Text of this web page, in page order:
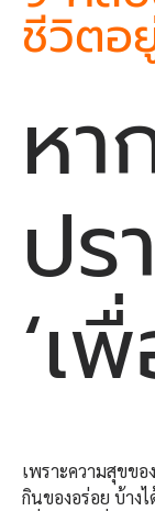
ชีวิตอ
หา
ปร
‘เ
เพราะความสุขข
กินของอร่อย บ้าง